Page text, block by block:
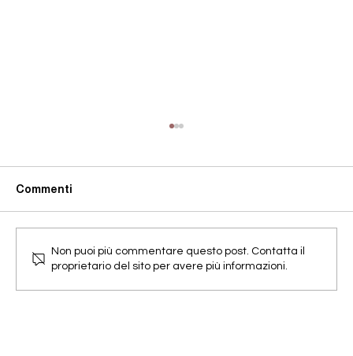
L’ AI nell’industria della moda.
Commenti
Non puoi più commentare questo post. Contatta il
proprietario del sito per avere più informazioni.